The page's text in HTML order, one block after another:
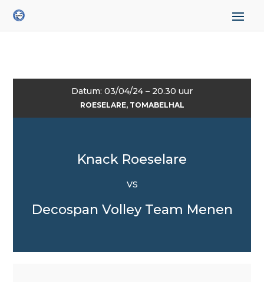
Datum: 03/04/24 – 20.30 uur
ROESELARE, TOMABELHAL
Knack Roeselare
VS
Decospan Volley Team Menen